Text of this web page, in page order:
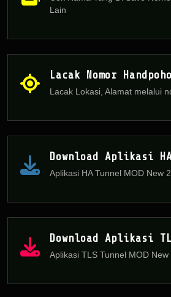
Lain
Lacak Nomor
Lacak Lokasi, Alamat melalui
Download Aplikasi
Aplikasi HA Tunnel MOD New
Download Aplikasi
Aplikasi TLS Tunnel MOD New